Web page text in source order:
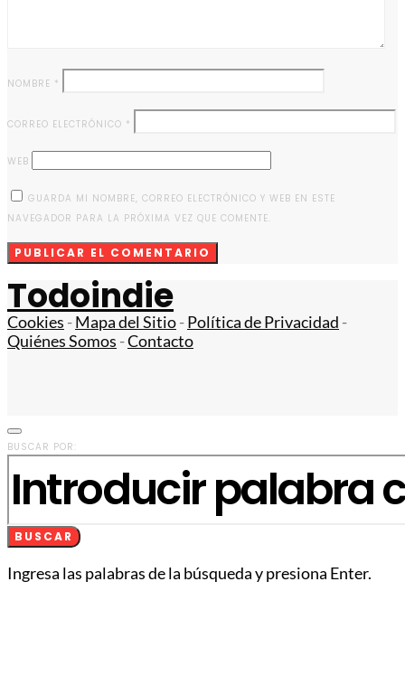
NOMBRE *
CORREO ELECTRÓNICO *
WEB
GUARDA MI NOMBRE, CORREO ELECTRÓNICO Y WEB EN ESTE
NAVEGADOR PARA LA PRÓXIMA VEZ QUE COMENTE.
Todoindie
Cookies -Mapa del Sitio-Política de Privacidad -
Quiénes Somos -Contacto
BUSCAR POR:
BUSCAR
Ingresa las palabras de la búsqueda y presiona Enter.